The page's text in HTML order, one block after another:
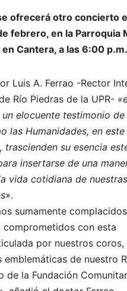
ofrecerá otro concierto
febrero, en la Parroquia
Cantera, a las 6:00 p.m.
Luis A. Ferrao -Rector
Río Piedras de la UPR-
elocuente testimonio de
las Humanidades, en este
trascienden su esencia
insertarse de una
vida cotidiana de nuestras
.
sumamente
comprometidos con esta
por nuestros coros,
emblemáticas de nuestro
de la Fundación